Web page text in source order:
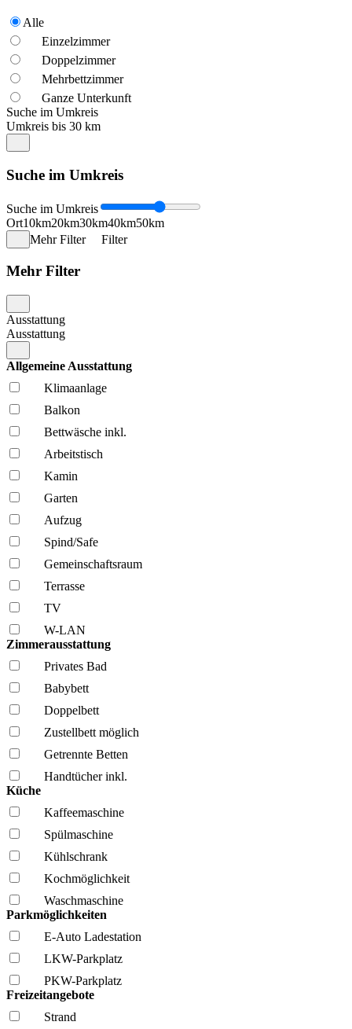
Alle
Einzelzimmer
Doppelzimmer
Mehrbettzimmer
Ganze Unterkunft
Suche im Umkreis
Umkreis bis 30 km
Suche im Umkreis
Suche im Umkreis
Ort10km20km30km40km50km
Mehr Filter
Filter
Mehr Filter
Ausstattung
Ausstattung
Allgemeine Ausstattung
Klima­anlage
Balkon
Bettwäsche inkl.
Arbeitstisch
Kamin
Garten
Aufzug
Spind/Safe
Gemeinschafts­raum
Terrasse
TV
W-LAN
Zimmerausstattung
Privates Bad
Babybett
Doppelbett
Zustellbett möglich
Getrennte Betten
Handtücher inkl.
Küche
Kaffee­maschine
Spül­maschine
Kühl­schrank
Kochmöglich­keit
Wasch­maschine
Parkmöglichkeiten
E-Auto Ladestation
LKW-Parkplatz
PKW-Parkplatz
Freizeitangebote
Strand